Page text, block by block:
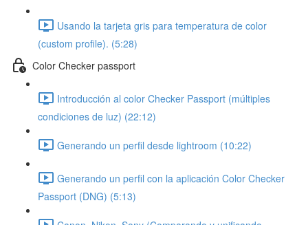
Usando la tarjeta gris para temperatura de color
(custom profile). (5:28)
Color Checker passport
Introducción al color Checker Passport (múltiples
condiciones de luz) (22:12)
Generando un perfil desde lightroom (10:22)
Generando un perfil con la aplicación Color Checker
Passport (DNG) (5:13)